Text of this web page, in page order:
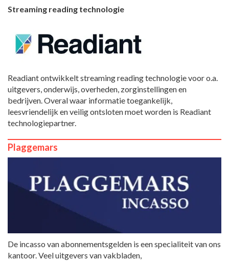
Streaming reading technologie
Readiant ontwikkelt streaming reading technologie voor o.a.
uitgevers, onderwijs, overheden, zorginstellingen en
bedrijven. Overal waar informatie toegankelijk,
leesvriendelijk en veilig ontsloten moet worden is Readiant
technologiepartner.
Plaggemars
De incasso van abonnementsgelden is een specialiteit van ons
kantoor. Veel uitgevers van vakbladen,